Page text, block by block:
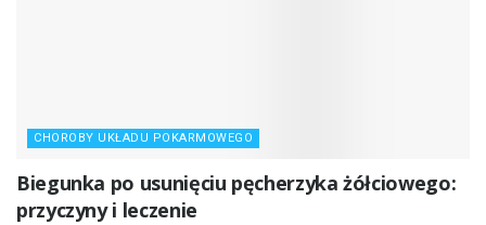
CHOROBY UKŁADU POKARMOWEGO
Biegunka po usunięciu pęcherzyka żółciowego:
przyczyny i leczenie